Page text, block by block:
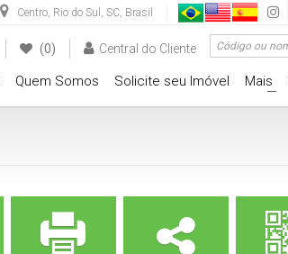
Centro, Rio do Sul , SC, Brasil
Central do Cliente
(0)
+
Mais
Solicite seu Imóvel
Quem Somos